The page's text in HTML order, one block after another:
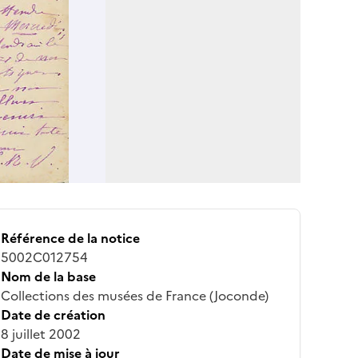
Référence de la notice
5002C012754
Nom de la base
Collections des musées de France (Joconde)
Date de création
8 juillet 2002
Date de mise à jour